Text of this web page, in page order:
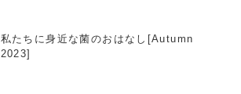
私たちに身近な菌のおはなし[Autumn
2023]